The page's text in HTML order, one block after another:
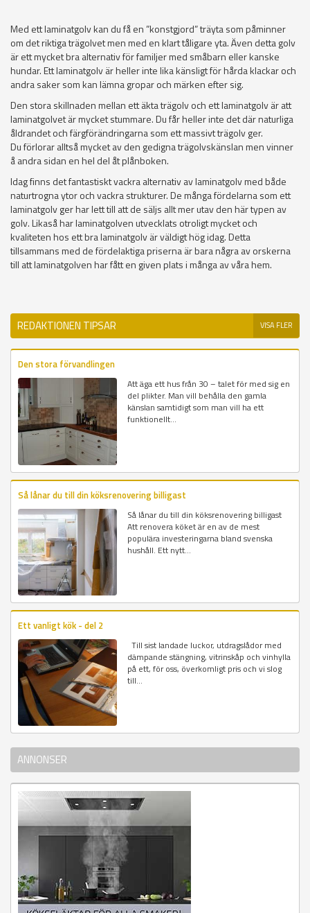
Med ett laminatgolv kan du få en ”konstgjord” träyta som påminner
om det riktiga trägolvet men med en klart tåligare yta. Även detta golv
är ett mycket bra alternativ för familjer med småbarn eller kanske
hundar. Ett laminatgolv är heller inte lika känsligt för hårda klackar och
andra saker som kan lämna gropar och märken efter sig.
Den stora skillnaden mellan ett äkta trägolv och ett laminatgolv är att
laminatgolvet är mycket stummare. Du får heller inte det där naturliga
åldrandet och färgförändringarna som ett massivt trägolv ger.
Du förlorar alltså mycket av den gedigna trägolvskänslan men vinner
å andra sidan en hel del åt plånboken.
Idag finns det fantastiskt vackra alternativ av laminatgolv med både
naturtrogna ytor och vackra strukturer. De många fördelarna som ett
laminatgolv ger har lett till att de säljs allt mer utav den här typen av
golv. Likaså har laminatgolven utvecklats otroligt mycket och
kvaliteten hos ett bra laminatgolv är väldigt hög idag. Detta
tillsammans med de fördelaktiga priserna är bara några av orskerna
till att laminatgolven har fått en given plats i många av våra hem.
REDAKTIONEN TIPSAR VISA FLER
Den stora förvandlingen
Att äga ett hus från 30 – talet för med sig en
del plikter. Man vill behålla den gamla
känslan samtidigt som man vill ha ett
funktionellt...
Så lånar du till din köksrenovering billigast
Så lånar du till din köksrenovering billigast
Att renovera köket är en av de mest
populära investeringarna bland svenska
hushåll. Ett nytt...
Ett vanligt kök - del 2
Till sist landade luckor, utdragslådor med
dämpande stängning, vitrinskåp och vinhylla
på ett, för oss, överkomligt pris och vi slog
till...
ANNONSER